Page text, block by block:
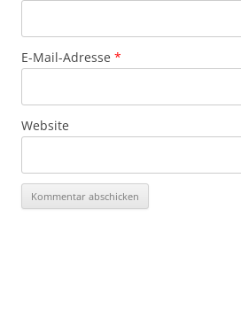
E-Mail-Adresse *
Website